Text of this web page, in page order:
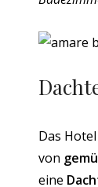
Das
von
eine